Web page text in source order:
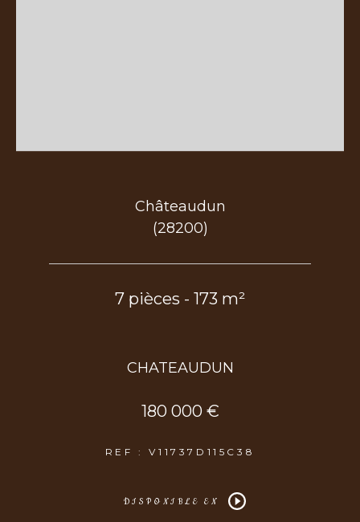
Châteaudun
(28200)
7 pièces - 173 m²
CHATEAUDUN
180 000 €
REF : V11737D115C38
DISPONIBLE EN